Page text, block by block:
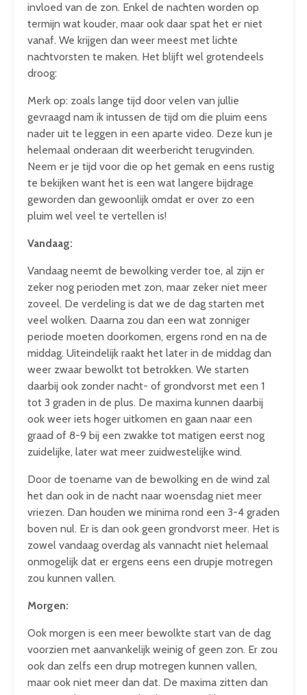
invloed van de zon. Enkel de nachten worden op
termijn wat kouder, maar ook daar spat het er niet
vanaf. We krijgen dan weer meest met lichte
nachtvorsten te maken. Het blijft wel grotendeels
droog:
Merk op: zoals lange tijd door velen van jullie
gevraagd nam ik intussen de tijd om die pluim eens
nader uit te leggen in een aparte video. Deze kun je
helemaal onderaan dit weerbericht terugvinden.
Neem er je tijd voor die op het gemak en eens rustig
te bekijken want het is een wat langere bijdrage
geworden dan gewoonlijk omdat er over zo een
pluim wel veel te vertellen is!
Vandaag:
Vandaag neemt de bewolking verder toe, al zijn er
zeker nog perioden met zon, maar zeker niet meer
zoveel. De verdeling is dat we de dag starten met
veel wolken. Daarna zou dan een wat zonniger
periode moeten doorkomen, ergens rond en na de
middag. Uiteindelijk raakt het later in de middag dan
weer zwaar bewolkt tot betrokken. We starten
daarbij ook zonder nacht- of grondvorst met een 1
tot 3 graden in de plus. De maxima kunnen daarbij
ook weer iets hoger uitkomen en gaan naar een
graad of 8-9 bij een zwakke tot matigen eerst nog
zuidelijke, later wat meer zuidwestelijke wind.
Door de toename van de bewolking en de wind zal
het dan ook in de nacht naar woensdag niet meer
vriezen. Dan houden we minima rond een 3-4 graden
boven nul. Er is dan ook geen grondvorst meer. Het is
zowel vandaag overdag als vannacht niet helemaal
onmogelijk dat er ergens eens een drupje motregen
zou kunnen vallen.
Morgen:
Ook morgen is een meer bewolkte start van de dag
voorzien met aanvankelijk weinig of geen zon. Er zou
ook dan zelfs een drup motregen kunnen vallen,
maar ook niet meer dan dat. De maxima zitten dan